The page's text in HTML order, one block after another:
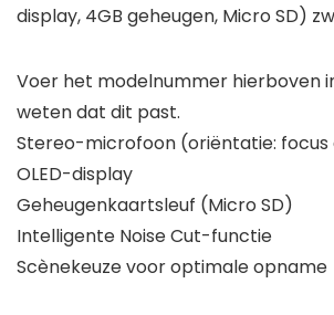
display, 4GB geheugen, Micro SD)
Voer het modelnummer hierboven
weten dat dit past.
Stereo-microfoon (oriëntatie:
OLED-display
Geheugenkaartsleuf (Micro SD)
Intelligente Noise Cut-functie
Scènekeuze voor optimale opname